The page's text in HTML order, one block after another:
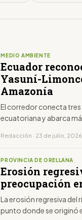
MEDIO AMBIENTE
Ecuador
Yasuní-
Amazonía
El corredor conecta
ecuatoriana y abarca
Redacción · 23 de julio, 2026
PROVINCIA DE ORELLANA
Erosión
preocupación
La erosión regresiva del
punto donde se originó